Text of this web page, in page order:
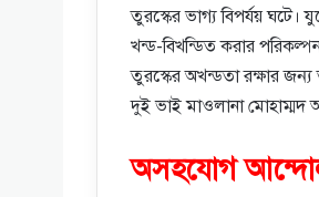
তুরস্কের ভাগ্য বিপর্যয় ঘটে।
খন্ড-বিখন্ডিত করার
তুরস্কের অখন্ডতা রক্ষার
দুই ভাই মাওলানা
অসহযােগ